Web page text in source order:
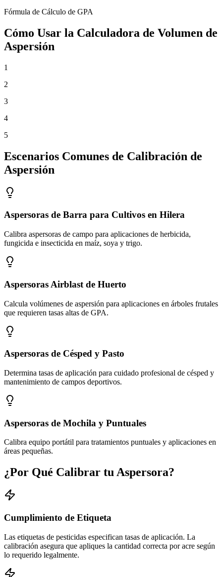
Fórmula de Cálculo de GPA
Cómo Usar la Calculadora de Volumen de
Aspersión
1
2
3
4
5
Escenarios Comunes de Calibración de
Aspersión
Aspersoras de Barra para Cultivos en Hilera
Calibra aspersoras de campo para aplicaciones de herbicida,
fungicida e insecticida en maíz, soya y trigo.
Aspersoras Airblast de Huerto
Calcula volúmenes de aspersión para aplicaciones en árboles frutales
que requieren tasas altas de GPA.
Aspersoras de Césped y Pasto
Determina tasas de aplicación para cuidado profesional de césped y
mantenimiento de campos deportivos.
Aspersoras de Mochila y Puntuales
Calibra equipo portátil para tratamientos puntuales y aplicaciones en
áreas pequeñas.
¿Por Qué Calibrar tu Aspersora?
Cumplimiento de Etiqueta
Las etiquetas de pesticidas especifican tasas de aplicación. La
calibración asegura que apliques la cantidad correcta por acre según
lo requerido legalmente.